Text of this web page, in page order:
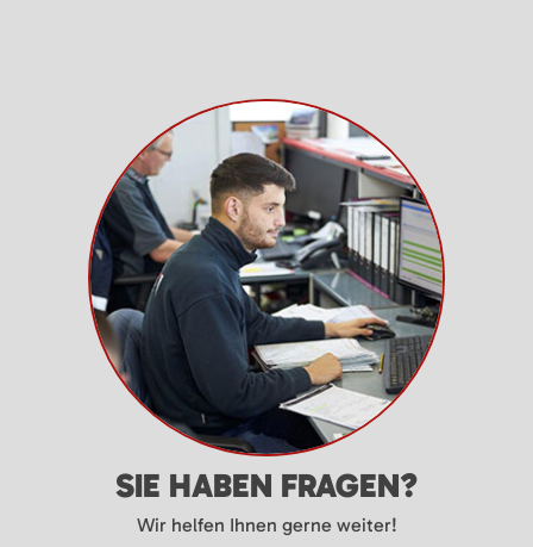
SIE HABEN FRAGEN?
Wir helfen Ihnen gerne weiter!